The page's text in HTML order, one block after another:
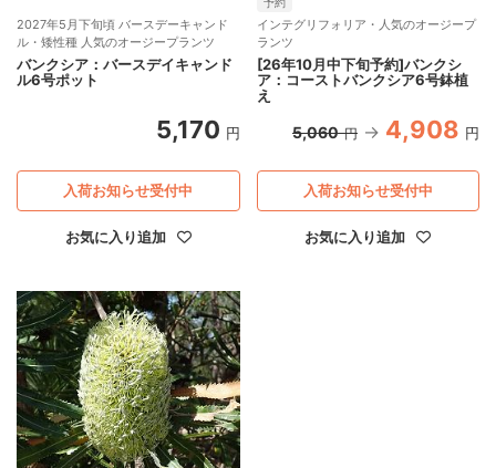
2027年5月下旬頃 バースデーキャンド
ル・矮性種 人気のオージープランツ
バンクシア：バースデイキャンド
ル6号ポット
5,170 円
お気に入り追加
入荷お知らせ受付中
インテグリフォリア・人気のオージープ
ランツ
[26年10月中下旬予約]バンクシ
ア：コーストバンクシア6号鉢植
え
5,060 円 4,908 円
お気に入り追加
入荷お知らせ受付中